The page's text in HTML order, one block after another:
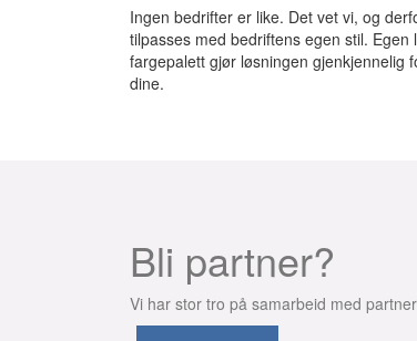
Ingen bedrifter er like. Det vet vi, og
tilpasses med bedriftens egen stil. Egen
fargepalett gjør løsningen gjenkjennelig
dine.
Bli partner?
Vi har stor tro på samarbeid med